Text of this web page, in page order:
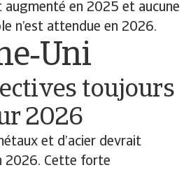
augmenté en 2025 et aucune
n’est attendue en 2026.
toujours
2026
et d’acier devrait
2026. Cette forte